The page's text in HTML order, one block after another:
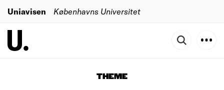
Uniavisen Københavns Universitet
THEME